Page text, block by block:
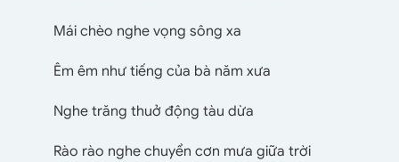
Mái chèo nghe vọng sông xa
Êm êm như tiếng của bà năm xưa
Nghe trăng thuở động tàu dừa
Rào rào nghe chuyển cơn mưa giữa trời